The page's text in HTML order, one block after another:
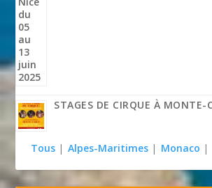
STAGES DE CIRQUE À MONTE-
Tous | Alpes-Maritimes | Monaco |